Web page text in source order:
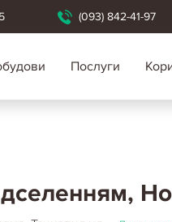
(093) 842-41-97
Послуги